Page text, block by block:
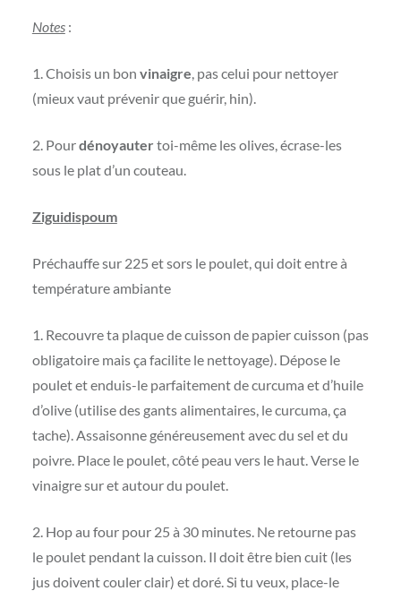
Notes:
1. Choisis un bon vinaigre , pas celui pour nettoyer
(mieux vaut prévenir que guérir, hin).
2. Pourdénoyautertoi-même les olives, écrase-les
sous le plat d’un couteau.
Ziguidispoum
Préchauffe sur 225 et sors le poulet, qui doit entre à
température ambiante
1. Recouvre ta plaque de cuisson de papier cuisson (pas
obligatoire mais ça facilite le nettoyage). Dépose le
poulet et enduis-le parfaitement de curcuma et d’huile
d’olive (utilise des gants alimentaires, le curcuma, ça
tache). Assaisonne généreusement avec du sel et du
poivre. Place le poulet, côté peau vers le haut. Verse le
vinaigre sur et autour du poulet.
2. Hop au four pour 25 à 30 minutes. Ne retourne pas
le poulet pendant la cuisson. Il doit être bien cuit (les
jus doivent couler clair) et doré. Si tu veux, place-le